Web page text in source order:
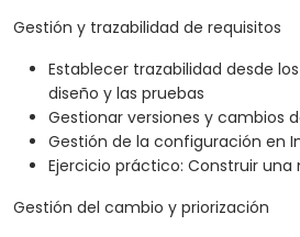
Gestión y trazabilidad de requisitos
Establecer trazabilidad desde
diseño y las pruebas
Gestionar versiones y cambios
Gestión de la configuración en
Ejercicio práctico: Construir
Gestión del cambio y priorización